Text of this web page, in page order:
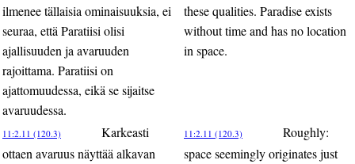
ilmenee tällaisia ominaisuuksia, ei
seuraa, että Paratiisi olisi
ajallisuuden ja avaruuden
rajoittama. Paratiisi on
ajattomuudessa, eikä se sijaitse
avaruudessa.
these qualities. Paradise exists
without time and has no location
in space.
11:2.11 (120.3)
Karkeasti
ottaen avaruus näyttää alkavan
11:2.11 (120.3)
Roughly:
space seemingly originates just